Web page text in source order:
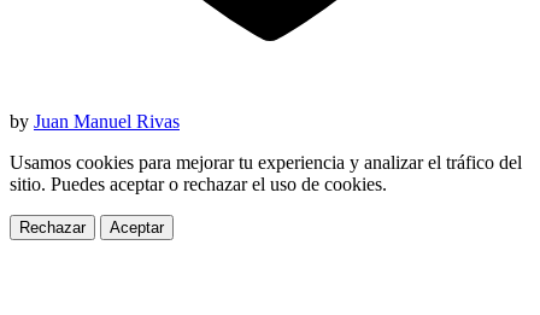
by Juan Manuel Rivas
Usamos cookies para mejorar tu experiencia y analizar el tráfico del
sitio. Puedes aceptar o rechazar el uso de cookies.
Rechazar Aceptar